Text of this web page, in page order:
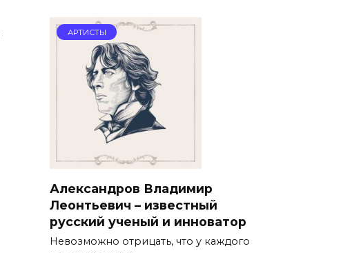
АРТИСТЫ
Александров Владимир
Леонтьевич – известный
русский ученый и инноватор
Невозможно отрицать, что у каждого